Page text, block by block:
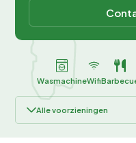
WasmachineWifi
Alle voorzieningen